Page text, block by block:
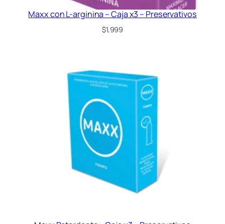
Maxx con L-arginina – Caja x3 – Preservativos
$1,999